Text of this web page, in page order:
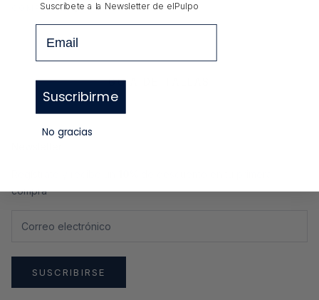
COMPARTIR
GUÍA DE TALLAS
compra
SUSCRIBIRSE
Suscríbete a la Newsletter de elPulpo
Suscribirme
No gracias